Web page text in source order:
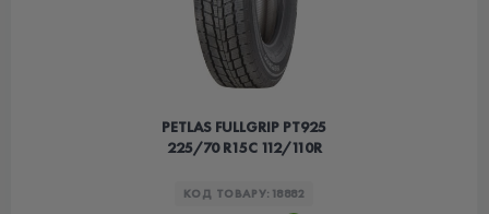
PETLAS FULLGRIP PT925
225/70 R15C 112/110R
КОД ТОВАРУ: 18882